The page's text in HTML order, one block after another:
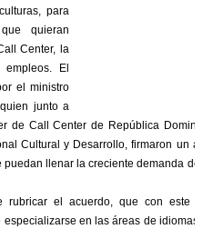
para
quieran
Center, la
El
el ministro
junto a
de Call Center de República
Cultural y Desarrollo, firmaron un
llenar la creciente demanda de
rubricar el acuerdo, que con este
en las áreas de idiomas y